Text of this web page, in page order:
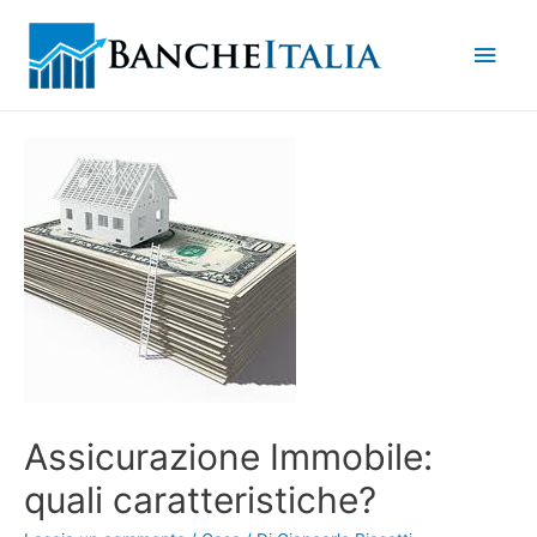
Assicurazione Immobile:
quali caratteristiche?